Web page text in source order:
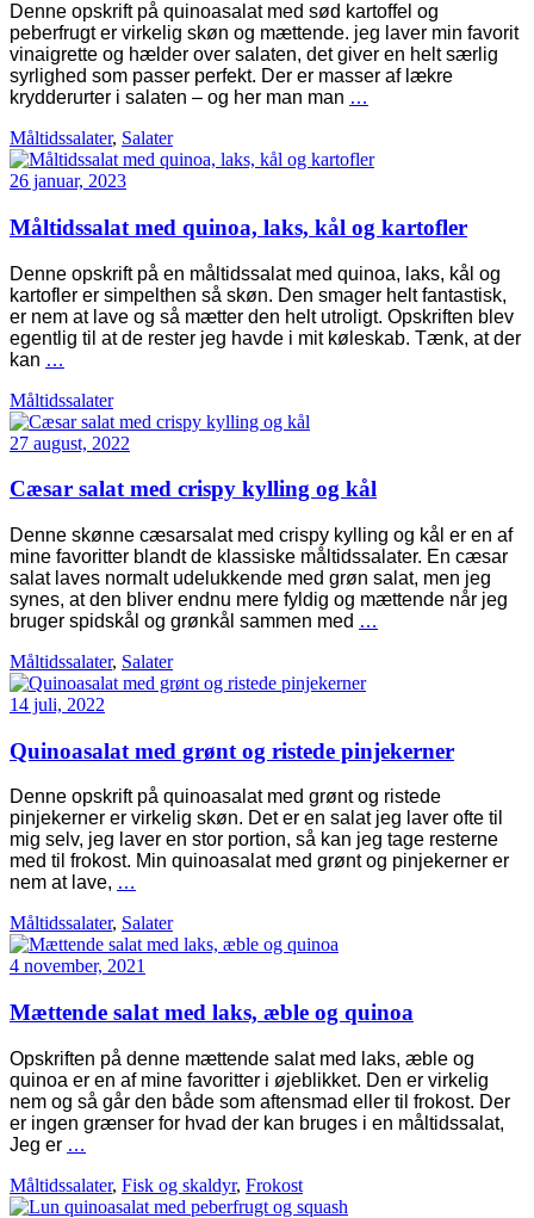
Denne opskrift på quinoasalat med sød kartoffel og
peberfrugt er virkelig skøn og mættende. jeg laver min favorit
vinaigrette og hælder over salaten, det giver en helt særlig
syrlighed som passer perfekt. Der er masser af lækre
krydderurter i salaten – og her man man …
Måltidssalater, Salater
26 januar, 2023
Måltidssalat med quinoa, laks, kål og kartofler
Denne opskrift på en måltidssalat med quinoa, laks, kål og
kartofler er simpelthen så skøn. Den smager helt fantastisk,
er nem at lave og så mætter den helt utroligt. Opskriften blev
egentlig til at de rester jeg havde i mit køleskab. Tænk, at der
kan …
Måltidssalater
27 august, 2022
Cæsar salat med crispy kylling og kål
Denne skønne cæsarsalat med crispy kylling og kål er en af
mine favoritter blandt de klassiske måltidssalater. En cæsar
salat laves normalt udelukkende med grøn salat, men jeg
synes, at den bliver endnu mere fyldig og mættende når jeg
bruger spidskål og grønkål sammen med …
Måltidssalater, Salater
14 juli, 2022
Quinoasalat med grønt og ristede pinjekerner
Denne opskrift på quinoasalat med grønt og ristede
pinjekerner er virkelig skøn. Det er en salat jeg laver ofte til
mig selv, jeg laver en stor portion, så kan jeg tage resterne
med til frokost. Min quinoasalat med grønt og pinjekerner er
nem at lave, …
Måltidssalater, Salater
4 november, 2021
Mættende salat med laks, æble og quinoa
Opskriften på denne mættende salat med laks, æble og
quinoa er en af mine favoritter i øjeblikket. Den er virkelig
nem og så går den både som aftensmad eller til frokost. Der
er ingen grænser for hvad der kan bruges i en måltidssalat,
Jeg er …
Måltidssalater, Fisk og skaldyr, Frokost